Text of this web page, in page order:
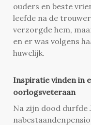
ouders en beste
leefde na de
verzorgde hem,
en er was volgens
huwelijk.
Inspiratie vinden in
oorlogsveteraan
Na zijn dood durfde